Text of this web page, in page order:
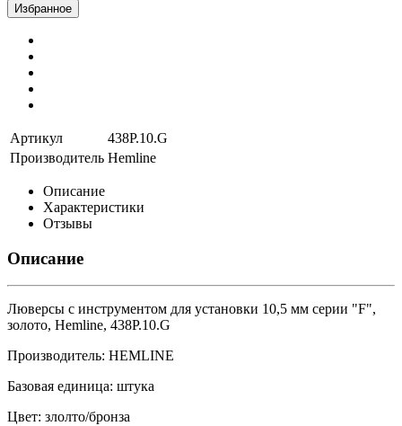
Избранное
Артикул
438P.10.G
Производитель Hemline
Описание
Характеристики
Отзывы
Описание
Люверсы с инструментом для установки 10,5 мм серии "F",
золото, Hemline, 438P.10.G
Производитель: HEMLINE
Базовая единица: штука
Цвет: злолто/бронза